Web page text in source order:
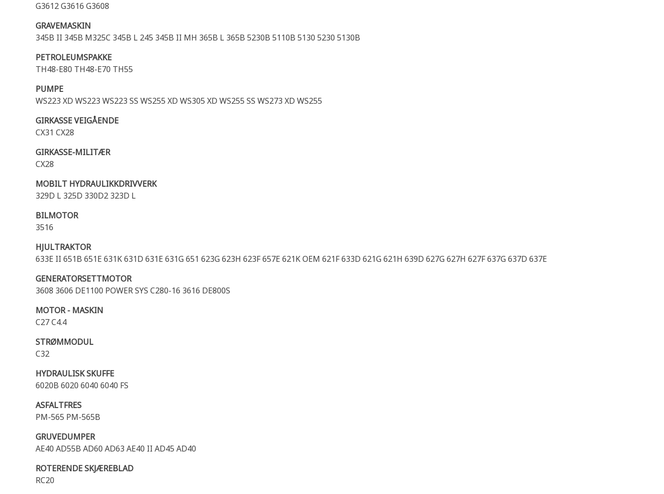
G3612 G3616 G3608
GRAVEMASKIN
345B II 345B M325C 345B L 245 345B II MH 365B L 365B 5230B 5110B 5130 5230 5130B
PETROLEUMSPAKKE
TH48-E80 TH48-E70 TH55
PUMPE
WS223 XD WS223 WS223 SS WS255 XD WS305 XD WS255 SS WS273 XD WS255
GIRKASSE VEIGÅENDE
CX31 CX28
GIRKASSE-MILITÆR
CX28
MOBILT HYDRAULIKKDRIVVERK
329D L 325D 330D2 323D L
BILMOTOR
3516
HJULTRAKTOR
633E II 651B 651E 631K 631D 631E 631G 651 623G 623H 623F 657E 621K OEM 621F 633D 621G 621H 639D 627G 627H 627F 637G 637D 637E
GENERATORSETTMOTOR
3608 3606 DE1100 POWER SYS C280-16 3616 DE800S
MOTOR - MASKIN
C27 C4.4
STRØMMODUL
C32
HYDRAULISK SKUFFE
6020B 6020 6040 6040 FS
ASFALTFRES
PM-565 PM-565B
GRUVEDUMPER
AE40 AD55B AD60 AD63 AE40 II AD45 AD40
ROTERENDE SKJÆREBLAD
RC20